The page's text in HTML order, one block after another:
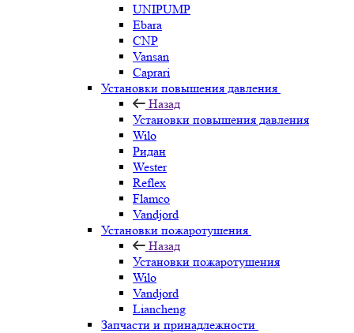
UNIPUMP
Ebara
CNP
Vansan
Caprari
Установки повышения давления
Назад
Установки повышения давления
Wilo
Ридан
Wester
Reflex
Flamco
Vandjord
Установки пожаротушения
Назад
Установки пожаротушения
Wilo
Vandjord
Liancheng
Запчасти и принадлежности